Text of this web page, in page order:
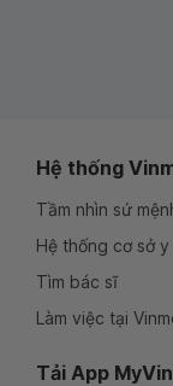
Hệ thống
Tầm nhìn sứ
Hệ thống cơ sở
Tìm bác sĩ
Làm việc tại
Tải App